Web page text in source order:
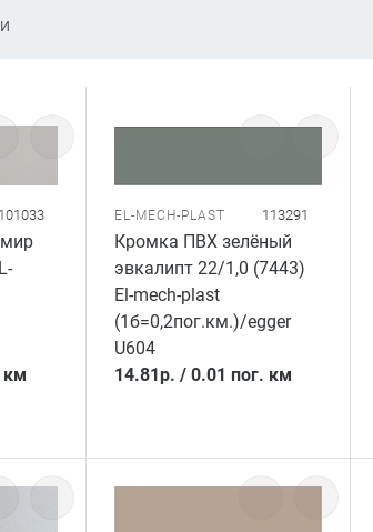
101033
км
EL-MECH-PLAST 113291
Кромка ПВХ зелёный
эвкалипт 22/1,0 (7443)
El-mech-plast
(1б=0,2пог.км.)/egger
U604
14.81р. / 0.01 пог. км